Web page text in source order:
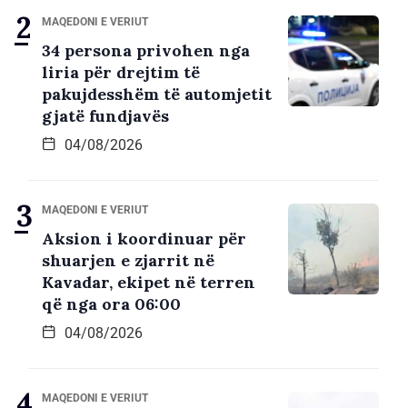
MAQEDONI E VERIUT
34 persona privohen nga
liria për drejtim të
pakujdesshëm të automjetit
gjatë fundjavës
04/08/2026
MAQEDONI E VERIUT
Aksion i koordinuar për
shuarjen e zjarrit në
Kavadar, ekipet në terren
që nga ora 06:00
04/08/2026
MAQEDONI E VERIUT